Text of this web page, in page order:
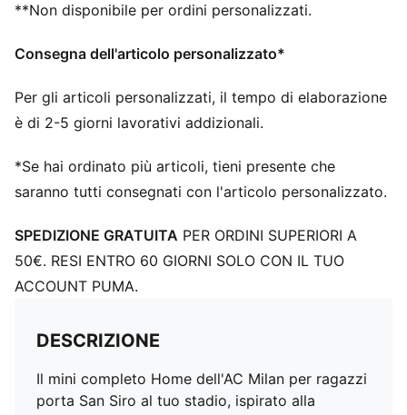
**Non disponibile per ordini personalizzati.
Consegna dell'articolo personalizzato*
Per gli articoli personalizzati, il tempo di elaborazione
è di 2-5 giorni lavorativi addizionali.
*Se hai ordinato più articoli, tieni presente che
saranno tutti consegnati con l'articolo personalizzato.
SPEDIZIONE GRATUITA PER ORDINI SUPERIORI A
50€. RESI ENTRO 60 GIORNI SOLO CON IL TUO
ACCOUNT PUMA.
DESCRIZIONE
Il mini completo Home dell'AC Milan per ragazzi
porta San Siro al tuo stadio, ispirato alla